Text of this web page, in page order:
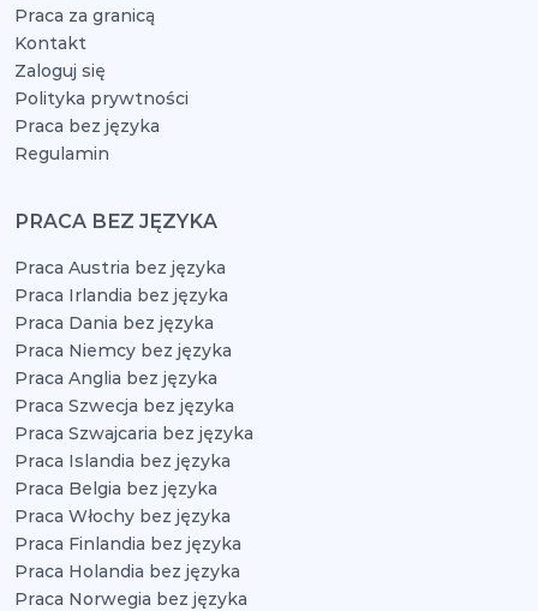
Praca za granicą
Kontakt
Zaloguj się
Polityka prywtności
Praca bez języka
Regulamin
PRACA BEZ JĘZYKA
Praca Austria bez języka
Praca Irlandia bez języka
Praca Dania bez języka
Praca Niemcy bez języka
Praca Anglia bez języka
Praca Szwecja bez języka
Praca Szwajcaria bez języka
Praca Islandia bez języka
Praca Belgia bez języka
Praca Włochy bez języka
Praca Finlandia bez języka
Praca Holandia bez języka
Praca Norwegia bez języka